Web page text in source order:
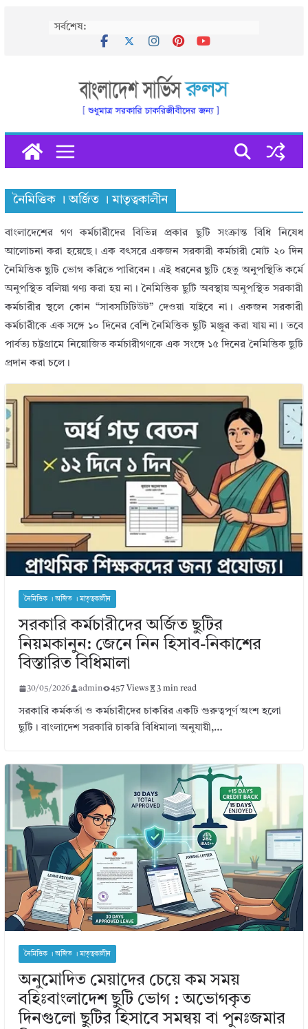
সর্বশেষ:
নৈমিত্তিক । অর্জিত । মাতৃত্বকালীন
বাংলাদেশের গণ কর্মচারীদের বিভিন্ন প্রকার ছুটি সংক্রান্ত বিধি নিষেধ
আলোচনা করা হয়েছে। এক বৎসরে একজন সরকারী কর্মচারী মোট ২০ দিন
নৈমিত্তিক ছুটি ভোগ করিতে পারিবেন। এই ধরনের ছুটি হেতু অনুপস্থিতি কর্মে
অনুপস্থিত বলিয়া গণ্য করা হয় না। নৈমিত্তিক ছুটি অবস্থায় অনুপস্থিত সরকারী
কর্মচারীর স্থলে কোন “সাবসটিটিউট” দেওয়া যাইবে না। একজন সরকারী
কর্মচারীকে এক সঙ্গে ১০ দিনের বেশি নৈমিত্তিক ছুটি মঞ্জুর করা যায় না। তবে
পার্বত্য চট্টগ্রামে নিয়োজিত কর্মচারীগণকে এক সংঙ্গে ১৫ দিনের নৈমিত্তিক ছুটি
প্রদান করা চলে।
নৈমিত্তিক । অর্জিত । মাতৃত্বকালীন
সরকারি কর্মচারীদের অর্জিত ছুটির
নিয়মকানুন: জেনে নিন হিসাব-নিকাশের
বিস্তারিত বিধিমালা
30/05/2026 admin 457 Views 3 min read
সরকারি কর্মকর্তা ও কর্মচারীদের চাকরির একটি গুরুত্বপূর্ণ অংশ হলো
ছুটি। বাংলাদেশ সরকারি চাকরি বিধিমালা অনুযায়ী,…
নৈমিত্তিক । অর্জিত । মাতৃত্বকালীন
অনুমোদিত মেয়াদের চেয়ে কম সময়
বহিঃবাংলাদেশ ছুটি ভোগ : অভোগকৃত
দিনগুলো ছুটির হিসাবে সমন্বয় বা পুনঃজমার